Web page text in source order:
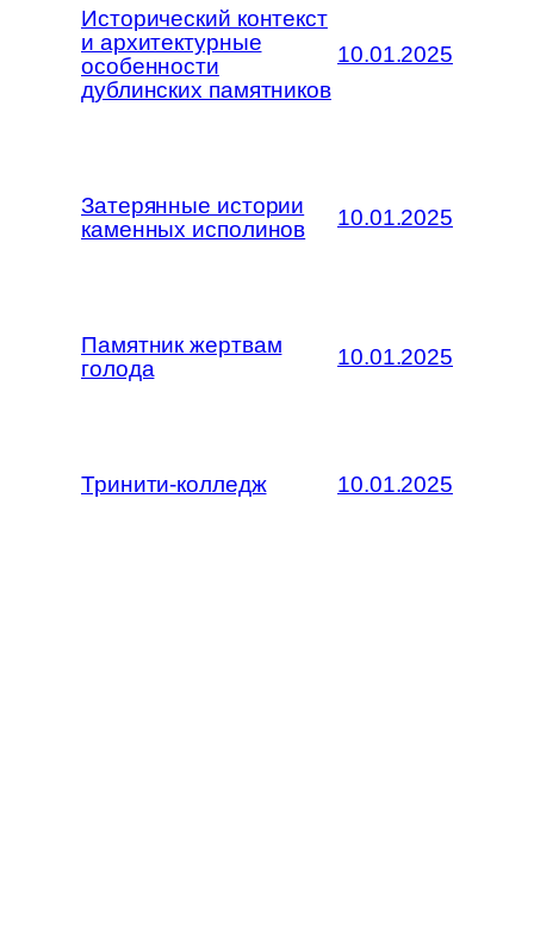
Исторический контекст
и архитектурные
особенности
дублинских памятников
10.01.2025
Затерянные истории
каменных исполинов
10.01.2025
Памятник жертвам
голода
10.01.2025
Тринити-колледж 10.01.2025